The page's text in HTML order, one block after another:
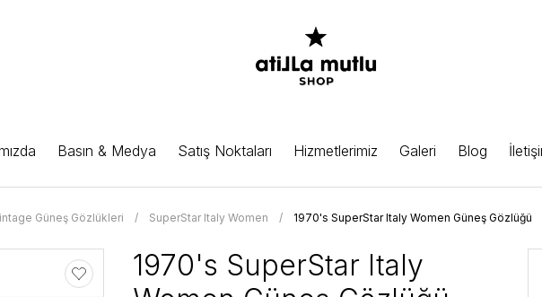
Basın & Medya Satış Noktaları Hizmetlerimiz Galeri Blog
Güneş Gözlükleri SuperStar Italy Women 1970's SuperStar Italy Women Güneş Gözlüğü
1970's SuperStar Italy